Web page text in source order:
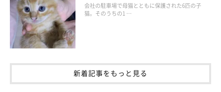
会社の駐車場で母猫とともに保護された6匹の子
猫。そのうちの1 …
新着記事をもっと見る